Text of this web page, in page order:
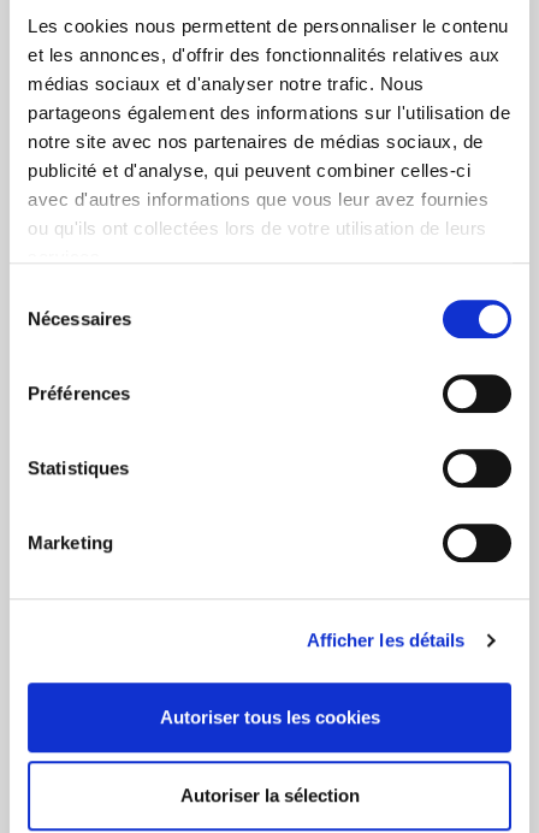
Les cookies nous permettent de personnaliser le contenu
et les annonces, d'offrir des fonctionnalités relatives aux
médias sociaux et d'analyser notre trafic. Nous
partageons également des informations sur l'utilisation de
notre site avec nos partenaires de médias sociaux, de
publicité et d'analyse, qui peuvent combiner celles-ci
avec d'autres informations que vous leur avez fournies
ou qu'ils ont collectées lors de votre utilisation de leurs
Nécessaires
Préférences
Statistiques
Marketing
Afficher les détails
Autoriser tous les cookies
Autoriser la sélection
, ainsi que les
membres de votre famille vivant sous votre toit.
Plus d'informations sur l'assistance aux personnes
Assistance au véhicule